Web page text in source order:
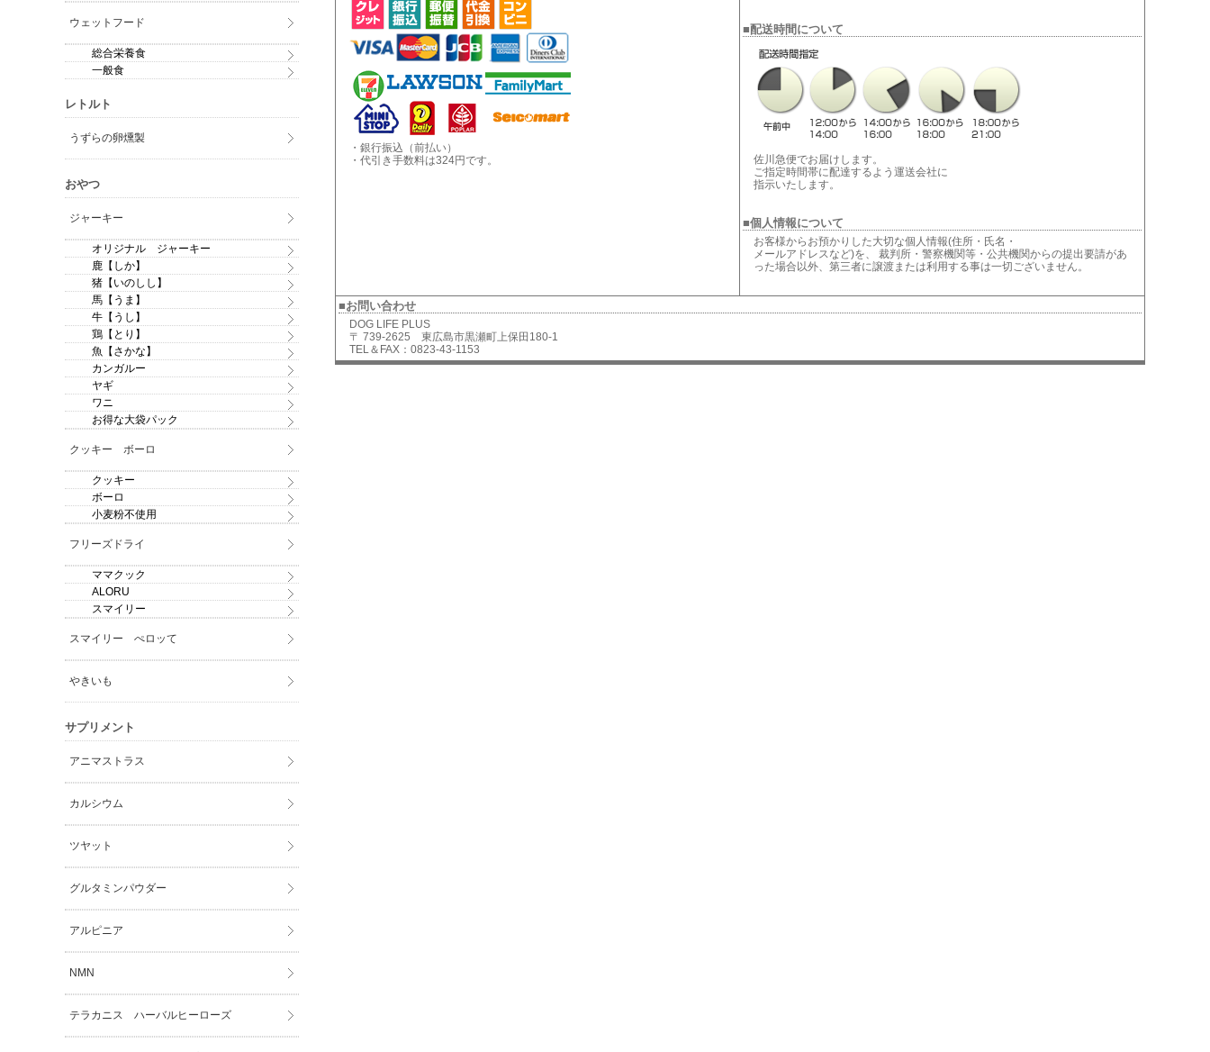
・銀行振込（前払い）
・代引き手数料は324円です。
■配送時間について
佐川急便でお届けします。
ご指定時間帯に配達するよう運送会社に
指示いたします。
■個人情報について
お客様からお預かりした大切な個人情報(住所・氏名・
メールアドレスなど)を、 裁判所・警察機関等・公共機関からの提出要請があ
った場合以外、第三者に譲渡または利用する事は一切ございません。
■お問い合わせ
DOG LIFE PLUS
〒 739-2625 東広島市黒瀬町上保田180-1
TEL＆FAX：0823-43-1153
ウェットフード
総合栄養食
一般食
レトルト
うずらの卵燻製
おやつ
ジャーキー
オリジナル ジャーキー
鹿【しか】
猪【いのしし】
馬【うま】
牛【うし】
鶏【とり】
魚【さかな】
カンガルー
ヤギ
ワニ
お得な大袋パック
クッキー ボーロ
クッキー
ボーロ
小麦粉不使用
フリーズドライ
ママクック
ALORU
スマイリー
スマイリー ぺロッて
やきいも
サプリメント
アニマストラス
カルシウム
ツヤット
グルタミンパウダー
アルピニア
NMN
テラカニス ハーバルヒーローズ